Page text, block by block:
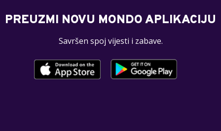
PREUZMI NOVU MONDO APLIKACIJU
Savršen spoj vijesti i zabave.